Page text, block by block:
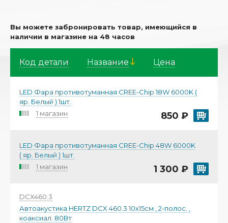
Вы можете забронировать товар, имеющийся в
наличии в магазине на 48 часов
Код детали Название Цена
LED Фара противотуманная CREE-Chip 18W 6000K (
яр. Белый ) 1шт.
1 магазин
850 ₽
LED Фара противотуманная CREE-Chip 48W 6000K
( яр. Белый ) 1шт.
1 магазин
1 300 ₽
DCX460.3
Автоакустика HERTZ DCX 460.3 10х15см , 2-полос. ,
коаксиал. 80Вт